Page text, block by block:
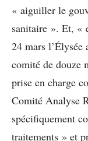
« aiguiller le
sanitaire ». Et, «
24 mars l’Élysée
comité de douze
prise en charge
Comité Analyse
spécifiquement
traitements » et